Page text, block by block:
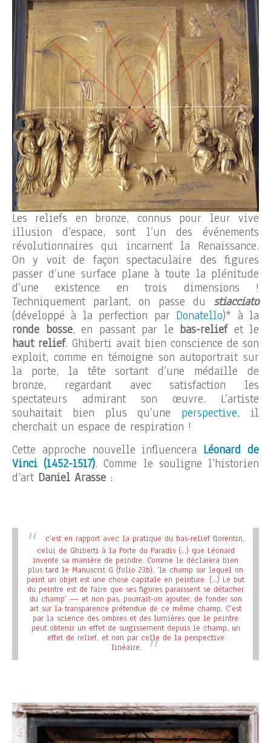
Les reliefs en bronze, connus pour leur vive
illusion d’espace, sont l’un des événements
révolutionnaires qui incarnent la Renaissance.
On y voit de façon spectaculaire des figures
passer d’une surface plane à toute la plénitude
d’une existence en trois dimensions !
Techniquement parlant, on passe du stiacciato
(développé à la perfection par Donatello)* à la
ronde bosse, en passant par le bas-reliefet le
haut relief. Ghiberti avait bien conscience de son
exploit, comme en témoigne son autoportrait sur
la porte, la tête sortant d’une médaille de
bronze, regardant avec satisfaction les
spectateurs admirant son œuvre. L’artiste
souhaitait bien plus qu’une perspective, il
cherchait un espace de respiration !
Cette approche nouvelle influencera Léonard de
Vinci (1452-1517). Comme le souligne l’historien
d’art Daniel Arasse :
c’est en rapport avec la pratique du bas-relief florentin,
celui de Ghiberti à la Porte du Paradis (…) que Léonard
invente sa manière de peindre. Comme le déclarera bien
plus tard le Manuscrit G (folio 23b), ’le champ sur lequel on
peint un objet est une chose capitale en peinture. (…) Le but
du peintre est de faire que ses figures paraissent se détacher
du champ’ — et non pas, pourrait-on ajouter, de fonder son
art sur la transparence prétendue de ce même champ. C’est
par la science des ombres et des lumières que le peintre
peut obtenir un effet de surgissement depuis le champ, un
effet de relief, et non par celle de la perspective
linéaire.